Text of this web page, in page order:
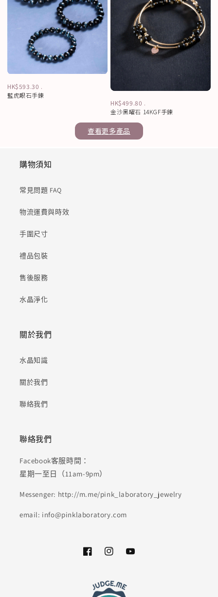
HK$593.30 .
藍虎眼石手鍊
HK$499.80 .
金沙黑曜石 14KGF手鍊
查看更多產品
購物須知
常見問題 FAQ
物流運費與時效
手圍尺寸
禮品包裝
售後服務
水晶淨化
關於我們
水晶知識
關於我們
聯絡我們
聯絡我們
Facebook客服時間：
星期一至日（11am-9pm）
Messenger: http://m.me/pink_laboratory_jewelry
email: info@pinklaboratory.com
FacebookInstagramYouTube